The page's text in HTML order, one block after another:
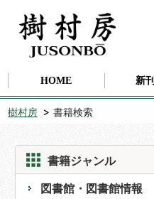
HOME 新刊
樹村房 書籍検索
書籍ジャンル
図書館・図書館情報